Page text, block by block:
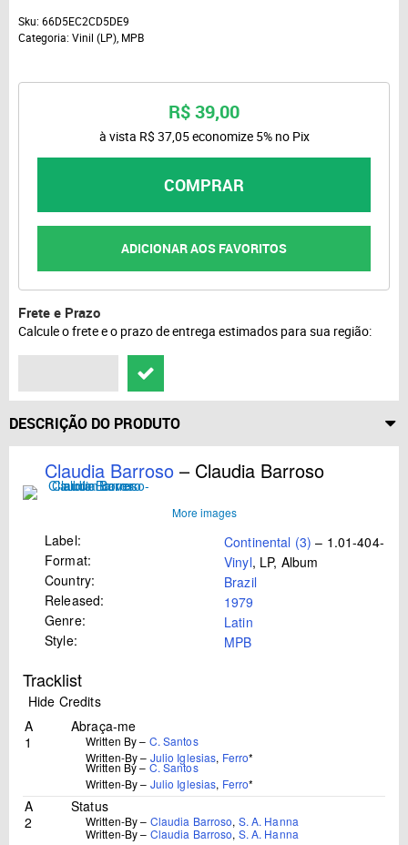
Sku: 66D5EC2CD5DE9
Categoria: Vinil (LP), MPB
R$ 39,00
à vista R$ 37,05economize 5% no Pix
COMPRAR
ADICIONAR AOS FAVORITOS
Frete e Prazo
Calcule o frete e o prazo de entrega estimados para sua região:
DESCRIÇÃO DO PRODUTO
Claudia Barroso – Claudia Barroso
More images
Label: Continental (3) – 1.01-404-191
Format:
Vinyl, LP, Album
Country:
Brazil
Released:
1979
Genre:
Latin
Style:
MPB
Tracklist
Hide Credits
A
1
Abraça-me
Written By – C. Santos
Written-By – Julio Iglesias, Ferro*
Written By – C. Santos
Written-By – Julio Iglesias, Ferro*
A
2
Status
Written-By – Claudia Barroso, S. A. Hanna
Written-By – Claudia Barroso, S. A. Hanna